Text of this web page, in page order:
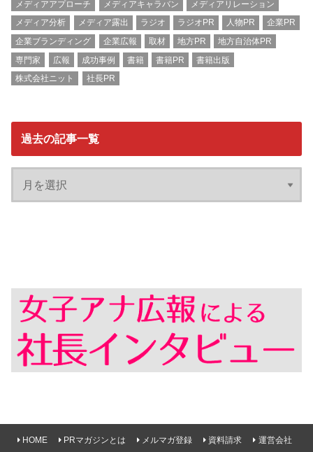
メディアアプローチ
メディアキャラバン
メディアリレーション
メディア分析
メディア露出 ラジオ ラジオPR 人物PR
企業PR
企業ブランディング
企業広報 取材 地方PR
地方自治体PR
専門家
広報 成功事例 書籍 書籍PR
書籍出版
株式会社ニット
社長PR
過去の記事一覧
HOME PRマガジンとは メルマガ登録 資料請求 運営会社